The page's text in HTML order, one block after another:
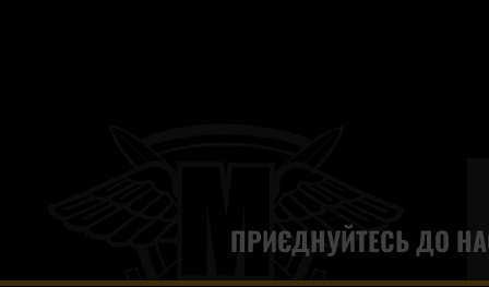
ПРИЄДНУЙТЕСЬ ДО